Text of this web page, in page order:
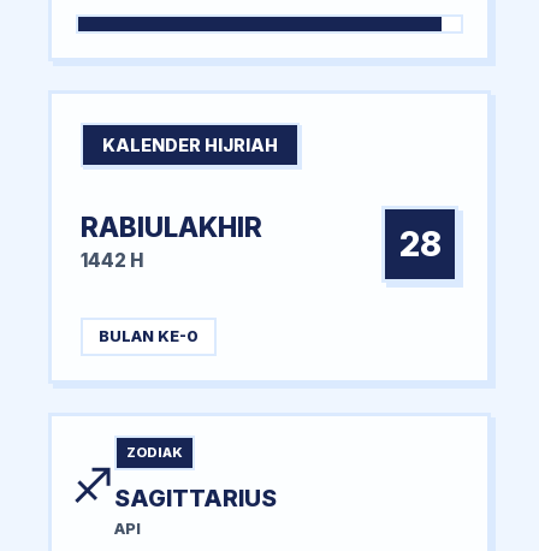
KALENDER HIJRIAH
RABIULAKHIR
1442 H 28
BULAN KE-0
♐
ZODIAK
SAGITTARIUS
API